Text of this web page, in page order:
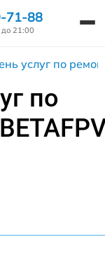
71-88
21:00
услуг по
по